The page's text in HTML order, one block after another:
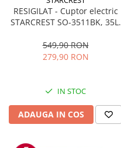
RESIGILAT - Cuptor electric
STARCREST SO-3511BK, 35L,
Programe predefinite,
Interfata digitala, Negru
549,90 RON
279,90 RON
IN STOC
ADAUGA IN COS